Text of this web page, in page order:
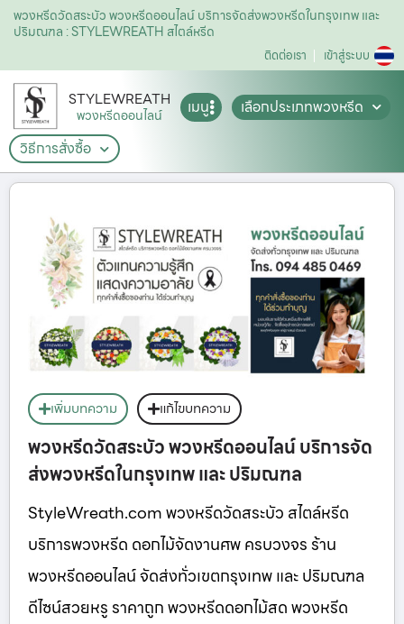
พวงหรีดวัดสระบัว พวงหรีดออนไลน์ บริการจัดส่งพวงหรีดในกรุงเทพ และ
ปริมณฑล : STYLEWREATH สไตล์หรีด
ติดต่อเรา เข้าสู่ระบบ
STYLEWREATH
พวงหรีดออนไลน์ เมนู
เลือกประเภทพวงหรีด
วิธีการสั่งซื้อ
เพิ่มบทความ แก้ไขบทความ
พวงหรีดวัดสระบัว พวงหรีดออนไลน์ บริการจัด
ส่งพวงหรีดในกรุงเทพ และ ปริมณฑล
StyleWreath.com พวงหรีดวัดสระบัว สไตล์หรีด
บริการพวงหรีด ดอกไม้จัดงานศพ ครบวงจร ร้าน
พวงหรีดออนไลน์ จัดส่งทั่วเขตกรุงเทพ และ ปริมณฑล
ดีไซน์สวยหรู ราคาถูก พวงหรีดดอกไม้สด พวงหรีด